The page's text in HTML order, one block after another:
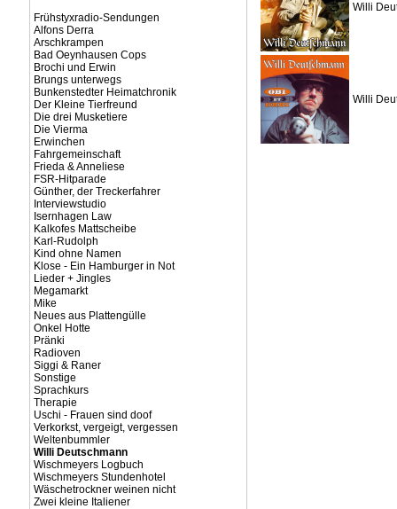
Frühstyxradio-Sendungen
Alfons Derra
Arschkrampen
Bad Oeynhausen Cops
Brochi und Erwin
Brungs unterwegs
Bunkenstedter Heimatchronik
Der Kleine Tierfreund
Die drei Musketiere
Die Vierma
Erwinchen
Fahrgemeinschaft
Frieda & Anneliese
FSR-Hitparade
Günther, der Treckerfahrer
Interviewstudio
Isernhagen Law
Kalkofes Mattscheibe
Karl-Rudolph
Kind ohne Namen
Klose - Ein Hamburger in Not
Lieder + Jingles
Megamarkt
Mike
Neues aus Plattengülle
Onkel Hotte
Pränki
Radioven
Siggi & Raner
Sonstige
Sprachkurs
Therapie
Uschi - Frauen sind doof
Verkorkst, vergeigt, vergessen
Weltenbummler
Willi Deutschmann
Wischmeyers Logbuch
Wischmeyers Stundenhotel
Wäschetrockner weinen nicht
Zwei kleine Italiener
Willi
Willi